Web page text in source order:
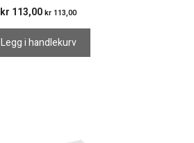
kr 113,00 kr 113,00
Legg i handlekurv